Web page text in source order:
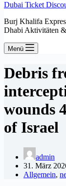
Dubai Ticket
Burj Khalifa
Dhabi Aktivitäten
Menü
Debris
wounds
of Israel
admin
31. März
Allgemein,